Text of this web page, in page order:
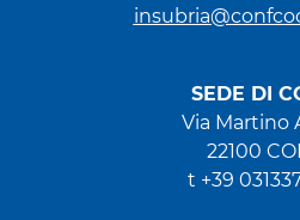
SEDE DI
Via Martino
22100
t +39